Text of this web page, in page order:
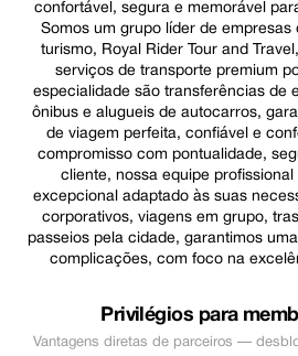
confortável, segura e memorável
Somos um grupo líder de empresas
turismo, Royal Rider Tour and
serviços de transporte premium
especialidade são transferências de
ônibus e alugueis de autocarros,
de viagem perfeita, confiável e
compromisso com pontualidade,
cliente, nossa equipe
excepcional adaptado às suas
corporativos, viagens em grupo,
passeios pela cidade, garantimos
complicações, com foco na
Privilégios para
Vantagens diretas de parceiros —